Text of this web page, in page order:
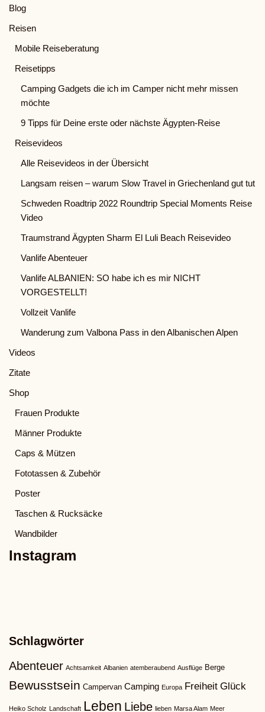
Blog
Reisen
Mobile Reiseberatung
Reisetipps
Camping Gadgets die ich im Camper nicht mehr missen
möchte
9 Tipps für Deine erste oder nächste Ägypten-Reise
Reisevideos
Alle Reisevideos in der Übersicht
Langsam reisen – warum Slow Travel in Griechenland gut tut
Schweden Roadtrip 2022 Roundtrip Special Moments Reise
Video
Traumstrand Ägypten Sharm El Luli Beach Reisevideo
Vanlife Abenteuer
Vanlife ALBANIEN: SO habe ich es mir NICHT
VORGESTELLT!
Vollzeit Vanlife
Wanderung zum Valbona Pass in den Albanischen Alpen
Videos
Zitate
Shop
Frauen Produkte
Männer Produkte
Caps & Mützen
Fototassen & Zubehör
Poster
Taschen & Rucksäcke
Wandbilder
Instagram
Schlagwörter
Abenteuer Achtsamkeit Albanien atemberaubend Ausflüge Berge
Bewusstsein Campervan Camping Europa Freiheit Glück
Heiko Scholz Landschaft Leben Liebe lieben Marsa Alam Meer